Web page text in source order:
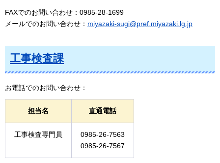
FAXでのお問い合わせ：0985-28-1699
メールでのお問い合わせ： miyazaki-sugi@pref.miyazaki.lg.jp
工事検査課
お電話でのお問い合わせ：
担当名 直通電話
工事検査専門員
0985-26-7563
0985-26-7567